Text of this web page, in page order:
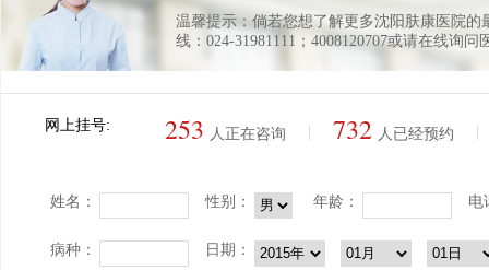
温馨提示：倘若您想了解更多沈阳肤康医院
线：024-31981111；4008120707或请在线询问
网上挂号: 253 人正在咨询 732 人已经预约
姓名： 性别： 年龄： 电
病种： 日期：